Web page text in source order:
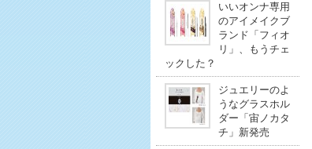
いいオンナ専用
のアイメイクブ
ランド「フィオ
リ」、もうチェ
ックした？
ジュエリーのよ
うなグラスホル
ダー「宙ノカタ
チ」新発売